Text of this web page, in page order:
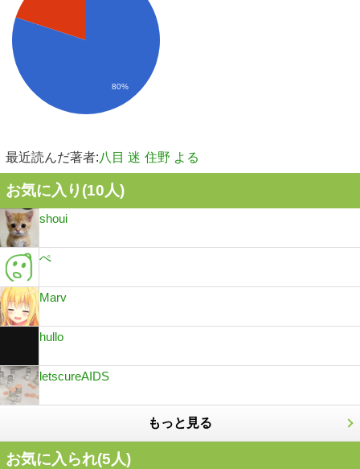
80%
最近読んだ著者:八目 迷 住野 よる
お気に入り(10人)
shoui
ぺ
Marv
hullo
letscureAIDS
もっと見る
お気に入られ(5人)